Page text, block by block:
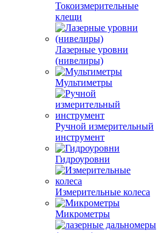
Токоизмерительные
клещи
Лазерные уровни
(нивелиры)
Мультиметры
Ручной измерительный
инструмент
Гидроуровни
Измерительные колеса
Микрометры